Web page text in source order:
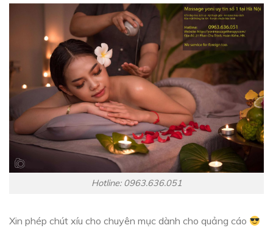
Hotline: 0963.636.051
Xin phép chút xíu cho chuyên mục dành cho quảng cáo